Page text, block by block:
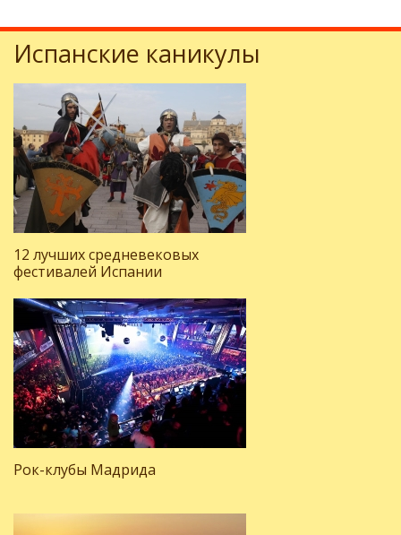
Испанские каникулы
12 лучших средневековых
фестивалей Испании
Рок-клубы Мадрида